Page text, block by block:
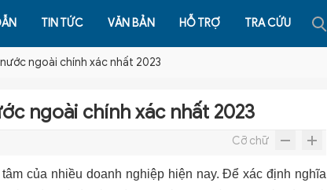
TIN TỨC VĂN BẢN HỖ TRỢ TRA CỨU
ngoài chính xác nhất 2023
ngoài chính xác nhất 2023
Cỡ chữ
của nhiều doanh nghiệp hiện nay. Để xác định nghĩa